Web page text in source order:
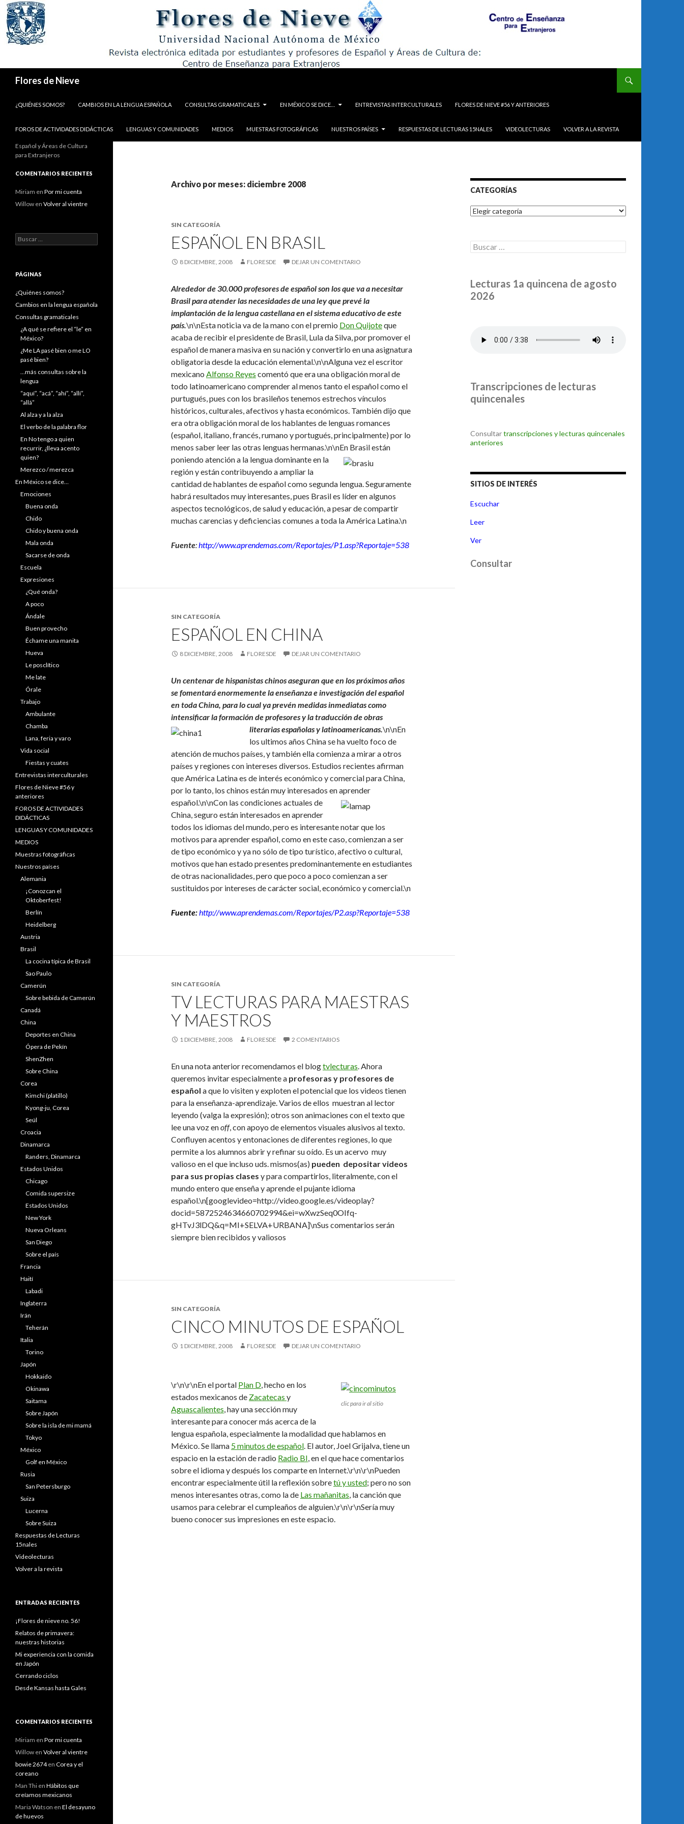
Flores de Nieve
¿QUIÉNES SOMOS?
CAMBIOS EN LA LENGUA ESPAÑOLA CONSULTAS GRAMATICALES EN MÉXICO SE DICE… ENTREVISTAS INTERCULTURALES FLORES DE NIEVE #56 Y ANTERIORES
FOROS DE ACTIVIDADES DIDÁCTICAS LENGUAS Y COMUNIDADES MEDIOS MUESTRAS FOTOGRÁFICAS NUESTROS PAÍSES RESPUESTAS DE LECTURAS 15NALES VIDEOLECTURAS VOLVER A LA REVISTA
Archivo por meses: diciembre 2008
SIN CATEGORÍA
ESPAÑOL EN BRASIL
8 DICIEMBRE, 2008 FLORESDE DEJAR UN COMENTARIO
Alrededor de 30.000 profesores de español son los que va a necesitar
Brasil para atender las necesidades de una ley que prevé la
implantación de la lengua castellana en el sistema educativo de este
país.\n\nEsta noticia va de la mano con el premio Don Quijoteque
acaba de recibir el presidente de Brasil, Lula da Silva, por promover el
español de manera masiva en su nación y convertirlo en una asignatura
obligatoria desde la educación elemental.\n\nAlguna vez el escritor
mexicano Alfonso Reyes comentó que era una obligación moral de
todo latinoamericano comprender al menos tanto el español como el
purtugués, pues con los brasileños tenemos estrechos vínculos
históricos, culturales, afectivos y hasta económicos. También dijo que
era otra obligación moral de los hablantes de lenguas romances
(español, italiano, francés, rumano y portugués, principalmente) por lo
menos saber leer las otras lenguas hermanas.\n\nEn Brasil están
poniendo atención a la lengua dominante en la
región y están contribuyendo a ampliar la
cantidad de hablantes de español como segunda lengua. Seguramente
habrá resultados muy interesantes, pues Brasil es líder en algunos
aspectos tecnológicos, de salud y educación, a pesar de compartir
muchas carencias y deficiencias comunes a toda la América Latina.\n
Fuente:http://www.aprendemas.com/Reportajes/P1.asp?Reportaje=538
SIN CATEGORÍA
ESPAÑOL EN CHINA
8 DICIEMBRE, 2008 FLORESDE DEJAR UN COMENTARIO
Un centenar de hispanistas chinos aseguran que en los próximos años
se fomentará enormemente la enseñanza e investigación del español
en toda China, para lo cual ya prevén medidas inmediatas como
intensificar la formación de profesores y la traducción de obras
literarias españolas y latinoamericanas.\n\nEn
los ultimos años China se ha vuelto foco de
atención de muchos países, y también ella comienza a mirar a otros
países y regiones con intereses diversos. Estudios recientes afirman
que América Latina es de interés económico y comercial para China,
por lo tanto, los chinos están muy interesados en aprender
español.\n\nCon las condiciones actuales de
China, seguro están interesados en aprender
todos los idiomas del mundo, pero es interesante notar que los
motivos para aprender español, como en este caso, comienzan a ser
de tipo económico y ya no sólo de tipo turístico, afectivo o cultural,
motivos que han estado presentes predominantemente en estudiantes
de otras nacionalidades, pero que poco a poco comienzan a ser
sustituidos por intereses de carácter social, económico y comercial.\n
Fuente:http://www.aprendemas.com/Reportajes/P2.asp?Reportaje=538
SIN CATEGORÍA
TV LECTURAS PARA MAESTRAS
Y MAESTROS
1 DICIEMBRE, 2008 FLORESDE 2 COMENTARIOS
En una nota anterior recomendamos el blogtvlecturas. Ahora
queremos invitar especialmentea profesoras y profesores de
español a que lo visiten y exploten el potencial que los videos tienen
para la enseñanza-aprendizaje. Varios de ellos muestran al lector
leyendo (valga la expresión); otros son animaciones con el texto que
lee una voz enoff, con apoyo de elementos visuales alusivos al texto.
Confluyen acentos y entonaciones de diferentes regiones, lo que
permite a los alumnos abrir y refinar su oído. Es un acervo muy
valioso en el que incluso uds. mismos(as) pueden depositar videos
para sus propias clases y para compartirlos, literalmente, con el
mundo entero que enseña y aprende el pujante idioma
español.\n[googlevideo=http://video.google.es/videoplay?
docid=5872524634660702994&ei=wXwzSeq0OIfq-
gHTvJ3lDQ&q=MI+SELVA+URBANA]\nSus comentarios serán
siempre bien recibidos y valiosos
SIN CATEGORÍA
CINCO MINUTOS DE ESPAÑOL
1 DICIEMBRE, 2008 FLORESDE DEJAR UN COMENTARIO
clic para ir al sitio
\r\n\r\nEn el portal Plan D, hecho en los
estados mexicanos de Zacatecas y
Aguascalientes, hay una sección muy
interesante para conocer más acerca de la
lengua española, especialmente la modalidad que hablamos en
México. Se llama 5 minutos de español. El autor, Joel Grijalva, tiene un
espacio en la estación de radio Radio BI, en el que hace comentarios
sobre el idioma y después los comparte en Internet.\r\n\r\nPueden
encontrar especialmente útil la reflexión sobretú y usted; pero no son
menos interesantes otras, como la de Las mañanitas, la canción que
usamos para celebrar el cumpleaños de alguien.\r\n\r\nSería muy
bueno conocer sus impresiones en este espacio.
CATEGORÍAS
Categorías
Buscar:
Lecturas 1a quincena de agosto
2026
Transcripciones de lecturas
quincenales
Consultartranscripciones y lecturas quincenales
anteriores
SITIOS DE INTERÉS
Escuchar
Leer
Ver
Consultar
Español y Áreas de Cultura
para Extranjeros
COMENTARIOS RECIENTES
Miriam en Por mi cuenta
Willow en Volver al vientre
Buscar:
PÁGINAS
¿Quiénes somos?
Cambios en la lengua española
Consultas gramaticales
¿A qué se refiere el “le” en
México?
¿Me LA pasé bien o me LO
pasé bien?
…más consultas sobre la
lengua
“aquí”, “acá”, “ahí”, “allí”,
“allá”
Al alza y a la alza
El verbo de la palabra flor
En No tengo a quien
recurrir, ¿lleva acento
quien?
Merezco / merezca
En México se dice…
Emociones
Buena onda
Chido
Chido y buena onda
Mala onda
Sacarse de onda
Escuela
Expresiones
¿Qué onda?
A poco
Ándale
Buen provecho
Échame una manita
Hueva
Le posclítico
Me late
Órale
Trabajo
Ambulante
Chamba
Lana, feria y varo
Vida social
Fiestas y cuates
Entrevistas interculturales
Flores de Nieve #56 y
anteriores
FOROS DE ACTIVIDADES
DIDÁCTICAS
LENGUAS Y COMUNIDADES
MEDIOS
Muestras fotográficas
Nuestros países
Alemania
¡Conozcan el
Oktoberfest!
Berlín
Heidelberg
Austria
Brasil
La cocina típica de Brasil
Sao Paulo
Camerún
Sobre bebida de Camerún
Canadá
China
Deportes en China
Ópera de Pekín
ShenZhen
Sobre China
Corea
Kimchi (platillo)
Kyong-ju, Corea
Seúl
Croacia
Dinamarca
Randers, Dinamarca
Estados Unidos
Chicago
Comida supersize
Estados Unidos
New York
Nueva Orleans
San Diego
Sobre el país
Francia
Haití
Labadi
Inglaterra
Irán
Teherán
Italia
Torino
Japón
Hokkaido
Okinawa
Saitama
Sobre Japón
Sobre la isla de mi mamá
Tokyo
México
Golf en México
Rusia
San Petersburgo
Suiza
Lucerna
Sobre Suiza
Respuestas de Lecturas
15nales
Videolecturas
Volver a la revista
ENTRADAS RECIENTES
¡Flores de nieve no. 56!
Relatos de primavera:
nuestras historias
Mi experiencia con la comida
en Japón
Cerrando ciclos
Desde Kansas hasta Gales
COMENTARIOS RECIENTES
Miriam en Por mi cuenta
Willow en Volver al vientre
bowie 2674en Corea y el
coreano
Man Thi en Hábitos que
creíamos mexicanos
Maria Watson en El desayuno
de huevos